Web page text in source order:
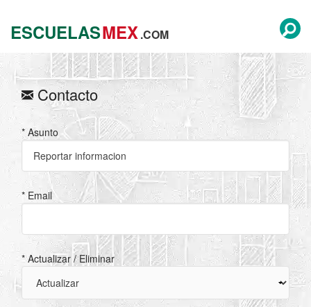
ESCUELASMEX.COM
Contacto
* Asunto
* Email
* Actualizar / Eliminar